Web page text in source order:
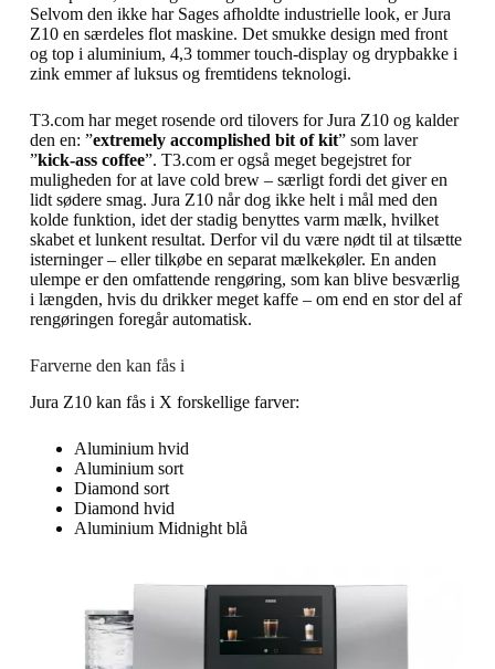
Selvom den ikke har Sages afholdte industrielle look, er Jura
Z10 en særdeles flot maskine. Det smukke design med front
og top i aluminium, 4,3 tommer touch-display og drypbakke i
zink emmer af luksus og fremtidens teknologi.
T3.com har meget rosende ord tilovers for Jura Z10 og kalder
den en: ”extremely accomplished bit of kit” som laver
”kick-ass coffee”. T3.com er også meget begejstret for
muligheden for at lave cold brew – særligt fordi det giver en
lidt sødere smag. Jura Z10 når dog ikke helt i mål med den
kolde funktion, idet der stadig benyttes varm mælk, hvilket
skabet et lunkent resultat. Derfor vil du være nødt til at tilsætte
isterninger – eller tilkøbe en separat mælkekøler. En anden
ulempe er den omfattende rengøring, som kan blive besværlig
i længden, hvis du drikker meget kaffe – om end en stor del af
rengøringen foregår automatisk.
Farverne den kan fås i
Jura Z10 kan fås i X forskellige farver:
Aluminium hvid
Aluminium sort
Diamond sort
Diamond hvid
Aluminium Midnight blå